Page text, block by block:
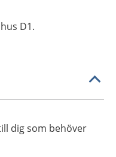
D1.
dig som behöver